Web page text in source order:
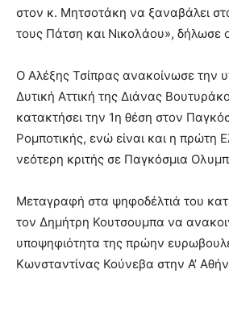
στον κ. Μητσοτάκη να ξαναβάλει
τους Πάτση και Νικολάου», δήλωσε
Ο Αλέξης Τσίπρας ανακοίνωσε την
Δυτική Αττική της Διάνας
κατακτήσει την 1η θέση στον
Ρομποτικής, ενώ είναι και η πρώτη
νεότερη κριτής σε Παγκόσμια
Μεταγραφή στα ψηφοδέλτιά του
τον Δημήτρη Κουτσουμπα να
υποψηφιότητα της πρώην
Κωνσταντίνας Κούνεβα στην Α’